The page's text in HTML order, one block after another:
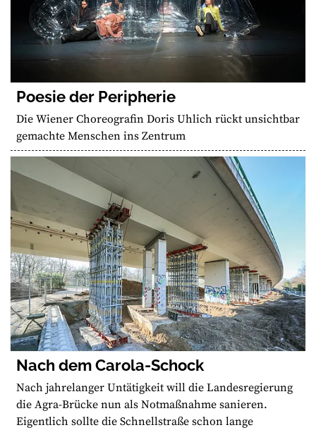
Poesie der Peripherie
Die Wiener Choreografin Doris Uhlich rückt unsichtbar
gemachte Menschen ins Zentrum
Nach dem Carola-Schock
Nach jahrelanger Untätigkeit will die Landesregierung
die Agra-Brücke nun als Notmaßnahme sanieren.
Eigentlich sollte die Schnellstraße schon lange